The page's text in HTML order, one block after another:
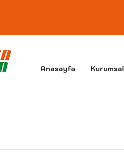
Anasayfa Kurumsal